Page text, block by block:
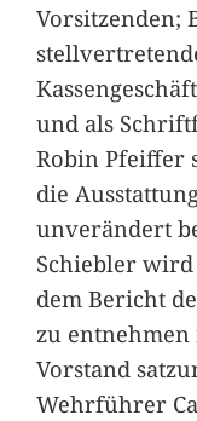
Vorsitzenden;
und als
Robin Pfeiffer
die
unverändert
Schiebler
dem Bericht
zu
Vorstand
Wehrführer